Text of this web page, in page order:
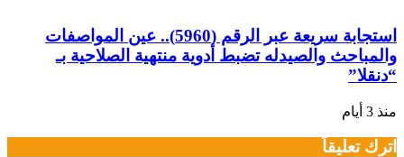
استجابة سريعة عبر الرقم (5960).. عين المواصفات
والمباحث والصيدله تضبط أدوية منتهية الصلاحية بـ
“دنقلا”
منذ 3 أيام
اترك تعليقاً